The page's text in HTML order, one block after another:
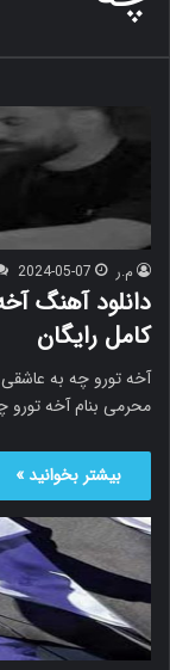
م.ر 2024-05-07
دانلود آهنگ
کامل رایگان
محرمی بنام آخه
بیشتر بخوانید »